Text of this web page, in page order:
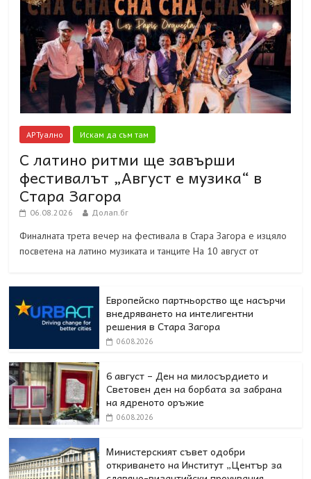
АРТуално Искам да съм там
С латино ритми ще завърши
фестивалът „Август е музика“ в
Стара Загора
06.08.2026 Долап.бг
Финалната трета вечер на фестивала в Стара Загора е изцяло
посветена на латино музиката и танците На 10 август от
Европейско партньорство ще насърчи
внедряването на интелигентни
решения в Стара Загора
06.08.2026
6 август – Ден на милосърдието и
Световен ден на борбата за забрана
на ядреното оръжие
06.08.2026
Министерският съвет одобри
откриването на Институт „Център за